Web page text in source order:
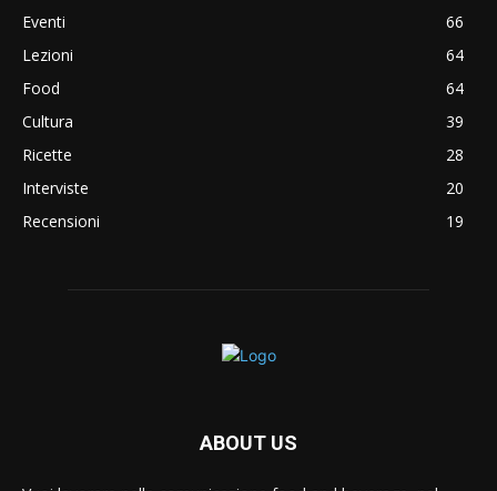
Eventi
66
Lezioni
64
Food
64
Cultura
39
Ricette
28
Interviste
20
Recensioni
19
ABOUT US